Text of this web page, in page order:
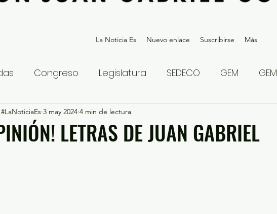
La Noticia Es Nuevo enlace Suscribirse Más
Congreso Legislatura SEDECO GEM GEM
Nacional Estatal Gubernatura Edoméx 2023
LETRAS DE JUAN GABRIEL
#LaNoticiaEs 3 may 2024 4 min de lectura